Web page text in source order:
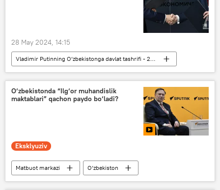
28 May 2024, 14:15
Vladimir Putinning O‘zbekistonga davlat tashrifi - 2024-yil
Iqtisod
O‘zbekiston
O‘zbekiston - Rossiya
Qoraqalpog‘iston
O‘zbekistonda “Ilg‘or muhandislik
maktablari” qachon paydo bo‘ladi?
Eksklyuziv
Matbuot markazi
O‘zbekiston
Video
Matbuot markazi video